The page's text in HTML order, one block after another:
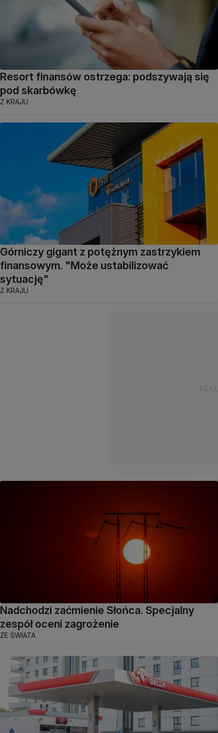
Resort finansów ostrzega: podszywają się
pod skarbówkę
Z KRAJU
Górniczy gigant z potężnym zastrzykiem
finansowym. "Może ustabilizować
sytuację"
Z KRAJU
Nadchodzi zaćmienie Słońca. Specjalny
zespół oceni zagrożenie
ZE ŚWIATA